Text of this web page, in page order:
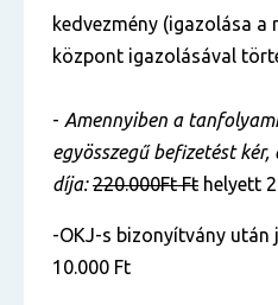
kedvezmény (igazolása a
központ igazolásával
- Amennyiben a
egyösszegű befizetést
díja: 220.000Ft Ft helyett
-OKJ-s bizonyítvány után
10.000 Ft